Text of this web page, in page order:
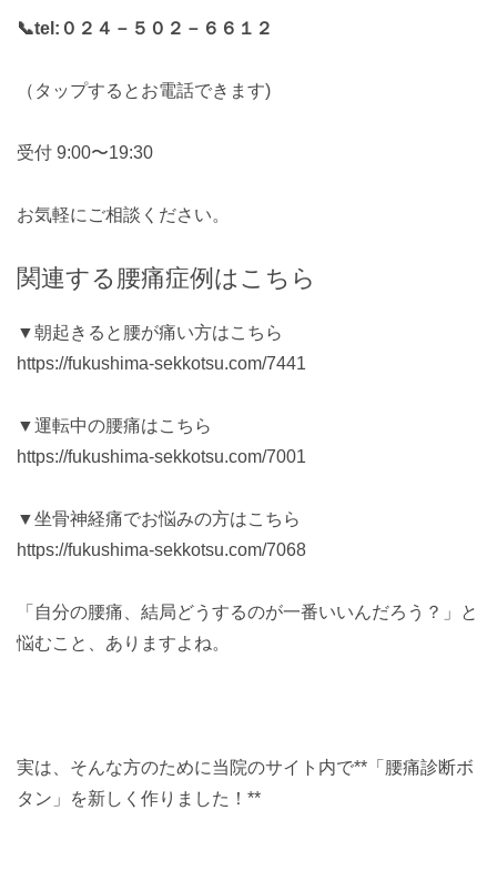
📞tel: ０２４－５０２－６６１２
（タップするとお電話できます)
受付 9:00〜19:30
お気軽にご相談ください。
関連する腰痛症例はこちら
▼朝起きると腰が痛い方はこちら
https://fukushima-sekkotsu.com/7441
▼運転中の腰痛はこちら
https://fukushima-sekkotsu.com/7001
▼坐骨神経痛でお悩みの方はこちら
https://fukushima-sekkotsu.com/7068
「自分の腰痛、結局どうするのが一番いいんだろう？」と
悩むこと、ありますよね。
実は、そんな方のために当院のサイト内で**「腰痛診断ボ
タン」を新しく作りました！**